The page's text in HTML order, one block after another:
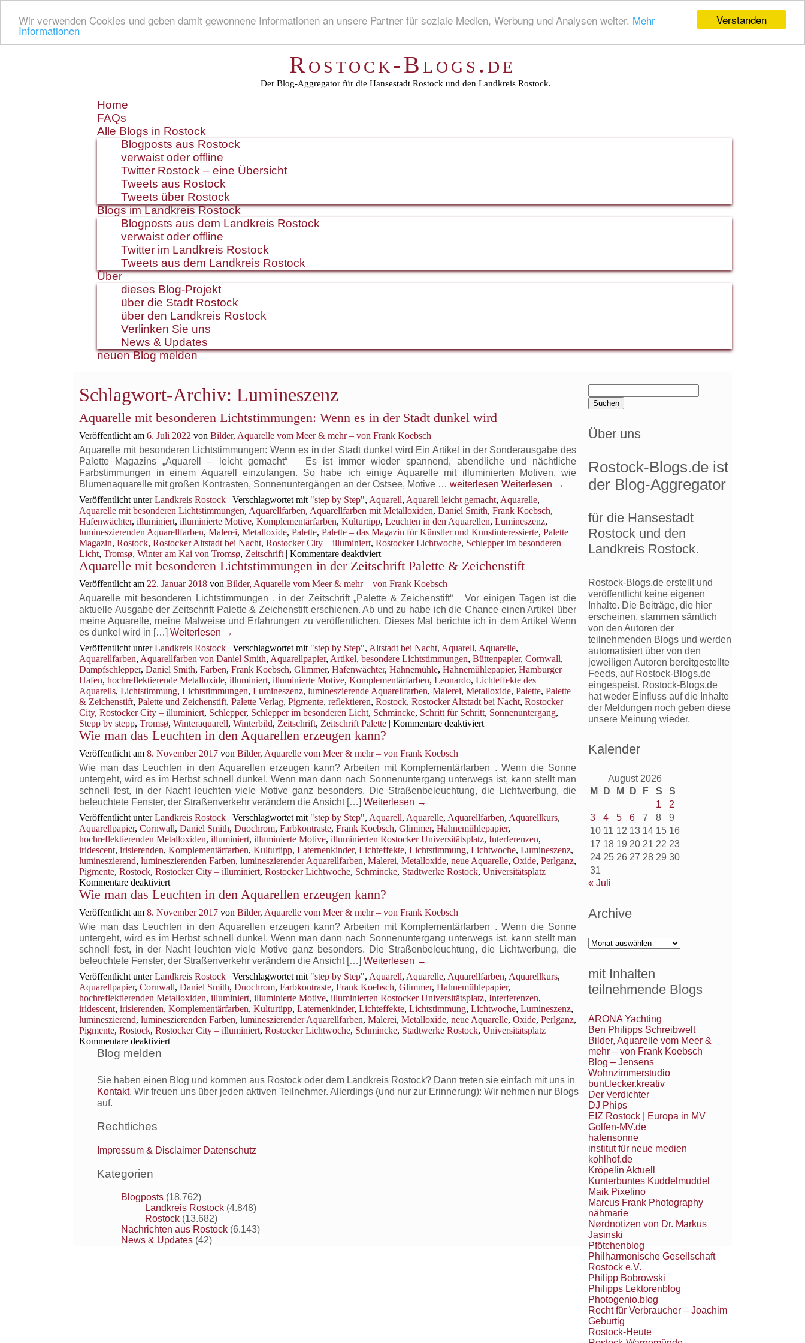
Verstanden
Wir verwenden Cookies und geben damit gewonnene Informationen an unsere Partner für soziale Medien, Werbung und Analysen weiter. Mehr
Informationen
Rostock-Blogs.de
Der Blog-Aggregator für die Hansestadt Rostock und den Landkreis Rostock.
Inhalt
springen
Home
FAQs
Alle Blogs in Rostock
Blogposts aus Rostock
verwaist oder offline
Twitter Rostock – eine Übersicht
Tweets aus Rostock
Tweets über Rostock
Blogs im Landkreis Rostock
Blogposts aus dem Landkreis Rostock
verwaist oder offline
Twitter im Landkreis Rostock
Tweets aus dem Landkreis Rostock
Über
dieses Blog-Projekt
über die Stadt Rostock
über den Landkreis Rostock
Verlinken Sie uns
News & Updates
neuen Blog melden
Schlagwort-Archiv: Lumineszenz
Aquarelle mit besonderen Lichtstimmungen: Wenn es in der Stadt dunkel wird
Veröffentlicht am 6. Juli 2022 von Bilder, Aquarelle vom Meer & mehr – von Frank Koebsch
Aquarelle mit besonderen Lichtstimmungen: Wenn es in der Stadt dunkel wird Ein Artikel in der Sonderausgabe des
Palette Magazins „Aquarell – leicht gemacht“ Es ist immer wieder spannend, abendliche und nächtliche
Farbstimmungen in einem Aquarell einzufangen. So habe ich einige Aquarelle mit illuminierten Motiven, wie
Blumenaquarelle mit großen Kontrasten, Sonnenuntergängen an der Ostsee, Motive … Aquarelle
mit
besonderen
Lichtstimmungen:
Wenn
es
der
weiterlesen Weiterlesen →
Veröffentlicht unter Landkreis Rostock | Verschlagwortet mit "step by Step", Aquarell, Aquarell leicht gemacht, Aquarelle,
Aquarelle mit besonderen Lichtstimmungen, Aquarellfarben, Aquarellfarben mit Metalloxiden, Daniel Smith, Frank Koebsch,
Hafenwächter, illuminiert, illuminierte Motive, Komplementärfarben, Kulturtipp, Leuchten in den Aquarellen, Lumineszenz,
lumineszierenden Aquarellfarben, Malerei, Metalloxide, Palette, Palette – das Magazin für Künstler und Kunstinteressierte, Palette
Magazin, Rostock, Rostocker Altstadt bei Nacht, Rostocker City – illuminiert, Rostocker Lichtwoche, Schlepper im besonderen
Licht, Tromsø, Winter am Kai von Tromsø, Zeitschrift | Kommentare deaktiviertfür
Aquarelle
besonderen
Lichtstimmungen:
Wenn
es
Stadt
dunkel
wird
Aquarelle mit besonderen Lichtstimmungen in der Zeitschrift Palette & Zeichenstift
Veröffentlicht am 22. Januar 2018 von Bilder, Aquarelle vom Meer & mehr – von Frank Koebsch
Aquarelle mit besonderen Lichtstimmungen . in der Zeitschrift „Palette & Zeichenstift“ Vor einigen Tagen ist die
aktuelle Ausgabe der Zeitschrift Palette & Zeichenstift erschienen. Ab und zu habe ich die Chance einen Artikel über
meine Aquarelle, meine Malweise und Erfahrungen zu veröffentlichen. Dieses Mal berichte ich in dem Artikel Wenn
es dunkel wird in […] Weiterlesen →
Veröffentlicht unter Landkreis Rostock | Verschlagwortet mit "step by Step", Altstadt bei Nacht, Aquarell, Aquarelle,
Aquarellfarben, Aquarellfarben von Daniel Smith, Aquarellpapier, Artikel, besondere Lichtstimmungen, Büttenpapier, Cornwall,
Dampfschlepper, Daniel Smith, Farben, Frank Koebsch, Glimmer, Hafenwächter, Hahnemühle, Hahnemühlepapier, Hamburger
Hafen, hochreflektierende Metalloxide, illuminiert, illuminierte Motive, Komplementärfarben, Leonardo, Lichteffekte des
Aquarells, Lichtstimmung, Lichtstimmungen, Lumineszenz, lumineszierende Aquarellfarben, Malerei, Metalloxide, Palette, Palette
& Zeichenstift, Palette und Zeichenstift, Palette Verlag, Pigmente, reflektieren, Rostock, Rostocker Altstadt bei Nacht, Rostocker
City, Rostocker City – illuminiert, Schlepper, Schlepper im besonderen Licht, Schmincke, Schritt für Schritt, Sonnenuntergang,
Stepp by stepp, Tromsø, Winteraquarell, Winterbild, Zeitschrift, Zeitschrift Palette | Kommentare deaktiviertfür
Lichtstimmungen
in
der
&
Zeichenstift
Wie man das Leuchten in den Aquarellen erzeugen kann?
Veröffentlicht am 8. November 2017 von Bilder, Aquarelle vom Meer & mehr – von Frank Koebsch
Wie man das Leuchten in den Aquarellen erzeugen kann? Arbeiten mit Komplementärfarben . Wenn die Sonne
untergeht, wird es im Herbst schnell dunkel. Wenn man dann nach Sonnenuntergang unterwegs ist, kann stellt man
schnell fest, in der Nacht leuchten viele Motive ganz besonders. Die Straßenbeleuchtung, die Lichtwerbung, die
beleuchtete Fenster, der Straßenverkehr verändern die Ansicht […] Weiterlesen →
Veröffentlicht unter Landkreis Rostock | Verschlagwortet mit "step by Step", Aquarell, Aquarelle, Aquarellfarben, Aquarellkurs,
Aquarellpapier, Cornwall, Daniel Smith, Duochrom, Farbkontraste, Frank Koebsch, Glimmer, Hahnemühlepapier,
hochreflektierenden Metalloxiden, illuminiert, illuminierte Motive, illuminierten Rostocker Universitätsplatz, Interferenzen,
iridescent, irisierenden, Komplementärfarben, Kulturtipp, Laternenkinder, Lichteffekte, Lichtstimmung, Lichtwoche, Lumineszenz,
lumineszierend, lumineszierenden Farben, lumineszierender Aquarellfarben, Malerei, Metalloxide, neue Aquarelle, Oxide, Perlganz,
Pigmente, Rostock, Rostocker City – illuminiert, Rostocker Lichtwoche, Schmincke, Stadtwerke Rostock, Universitätsplatz |
Kommentare deaktiviertfür
Wie
das
Leuchten
in
den
Aquarellen
kann?
Wie man das Leuchten in den Aquarellen erzeugen kann?
Veröffentlicht am 8. November 2017 von Bilder, Aquarelle vom Meer & mehr – von Frank Koebsch
Wie man das Leuchten in den Aquarellen erzeugen kann? Arbeiten mit Komplementärfarben . Wenn die Sonne
untergeht, wird es im Herbst schnell dunkel. Wenn man dann nach Sonnenuntergang unterwegs ist, kann stellt man
schnell fest, in der Nacht leuchten viele Motive ganz besonders. Die Straßenbeleuchtung, die Lichtwerbung, die
beleuchtete Fenster, der Straßenverkehr verändern die Ansicht […] Weiterlesen →
Veröffentlicht unter Landkreis Rostock | Verschlagwortet mit "step by Step", Aquarell, Aquarelle, Aquarellfarben, Aquarellkurs,
Aquarellpapier, Cornwall, Daniel Smith, Duochrom, Farbkontraste, Frank Koebsch, Glimmer, Hahnemühlepapier,
hochreflektierenden Metalloxiden, illuminiert, illuminierte Motive, illuminierten Rostocker Universitätsplatz, Interferenzen,
iridescent, irisierenden, Komplementärfarben, Kulturtipp, Laternenkinder, Lichteffekte, Lichtstimmung, Lichtwoche, Lumineszenz,
lumineszierend, lumineszierenden Farben, lumineszierender Aquarellfarben, Malerei, Metalloxide, neue Aquarelle, Oxide, Perlganz,
Pigmente, Rostock, Rostocker City – illuminiert, Rostocker Lichtwoche, Schmincke, Stadtwerke Rostock, Universitätsplatz |
Kommentare deaktiviertfür
Leuchten
in
nach:
Über uns
Rostock-Blogs.de ist
der Blog-Aggregator
für die Hansestadt
Rostock und den
Landkreis Rostock.
Rostock-Blogs.de erstellt und
veröffentlicht keine eigenen
Inhalte. Die Beiträge, die hier
erscheinen, stammen sämtlich
von den Autoren der
teilnehmenden Blogs und werden
automatisiert über von den
jeweiligen Autoren bereitgestellte
Feeds, auf Rostock-Blogs.de
eingespeist. Rostock-Blogs.de
hat weder Einfluss auf die Inhalte
der Meldungen noch geben diese
unsere Meinung wieder.
Kalender
August 2026
M
D M D F S
S
1
2
3
4 5 6 7 8
9
10 11 12 13 14 15 16
17 18 19 20 21 22 23
24 25 26 27 28 29 30
31
« Juli
Archive
Archive
mit Inhalten
teilnehmende Blogs
ARONA Yachting
Ben Philipps Schreibwelt
Bilder, Aquarelle vom Meer &
mehr – von Frank Koebsch
Blog – Jensens
Wohnzimmerstudio
bunt.lecker.kreativ
Der Verdichter
DJ Phips
EIZ Rostock | Europa in MV
Golfen-MV.de
hafensonne
institut für neue medien
kohlhof.de
Kröpelin Aktuell
Kunterbuntes Kuddelmuddel
Maik Pixelino
Marcus Frank Photography
nähmarie
Nørdnotizen von Dr. Markus
Jasinski
Pfötchenblog
Philharmonische Gesellschaft
Rostock e.V.
Philipp Bobrowski
Philipps Lektorenblog
Photogenio.blog
Recht für Verbraucher – Joachim
Geburtig
Rostock-Heute
Blog melden
Sie haben einen Blog und kommen aus Rostock oder dem Landkreis Rostock? Dann treten sie einfach mit uns in
Kontakt. Wir freuen uns über jeden aktiven Teilnehmer. Allerdings (und nur zur Erinnerung): Wir nehmen nur Blogs
auf.
Rechtliches
Impressum & Disclaimer Datenschutz
Kategorien
Blogposts (18.762)
Landkreis Rostock (4.848)
Rostock (13.682)
Nachrichten aus Rostock (6.143)
News & Updates (42)